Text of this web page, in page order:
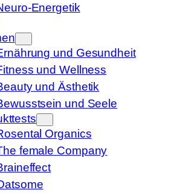
Energetik
und Gesundheit
und Wellness
und Ästhetik
und Seele
Organics
female Company